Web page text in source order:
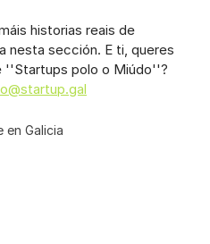
historias reais de
nesta sección. E ti, queres
''Startups polo o Miúdo''?
en Galicia